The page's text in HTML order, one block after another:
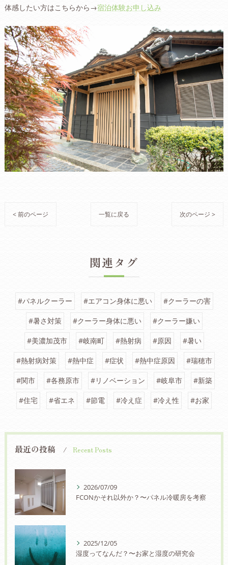
体感したい方はこちらから→宿泊体験お申し込み
< 前のページ 一覧に戻る 次のページ >
関連タグ
#パネルクーラー #エアコン身体に悪い #クーラーの害
#暑さ対策 #クーラー身体に悪い #クーラー嫌い
#美濃加茂市 #岐南町 #熱射病 #原因 #暑い
#熱射病対策 #熱中症 #症状 #熱中症原因 #瑞穂市
#関市 #各務原市 #リノベーション #岐阜市 #新築
#住宅 #省エネ #節電 #冷え症 #冷え性 #お家
最近の投稿 Recent Posts
2026/07/09
FCONかそれ以外か？〜パネル冷暖房を考察
2025/12/05
湿度ってなんだ？〜お家と湿度の研究会